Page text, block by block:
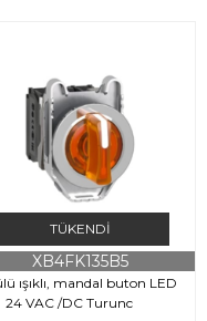
TÜKENDI
ışıklı, mandal buton LED
24 VAC /DC Turunc
XB4FK135B5